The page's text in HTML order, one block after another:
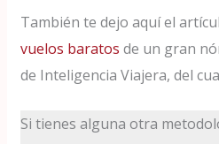
También te dejo aquí el
vuelos baratos de un gran
de Inteligencia Viajera, del
Si tienes alguna otra